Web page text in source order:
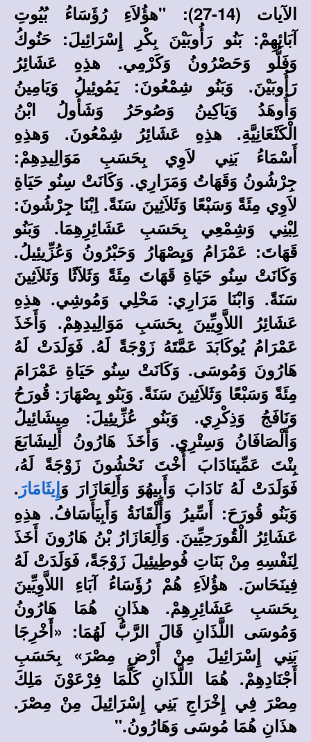
الآيات (14-27): "هؤُلاَءِ رُؤَسَاءُ بُيُوتِ
آبَائِهِمْ: بَنُو رَأُوبَيْنَ بِكْرِ إِسْرَائِيلَ: حَنُوكُ
وَفَلُّو وَحَصْرُونُ وَكَرْمِي. هذِهِ عَشَائِرُ
رَأُوبَيْنَ. وَبَنُو شِمْعُونَ: يَمُوئِيلُ وَيَامِينُ
وَأُوهَدُ وَيَاكِينُ وَصُوحَرُ وَشَأُولُ ابْنُ
الْكَنْعَانِيَّةِ. هذِهِ عَشَائِرُ شِمْعُونَ. وَهذِهِ
أَسْمَاءُ بَنِي لاَوِي بِحَسَبِ مَوَالِيدِهِمْ:
جِرْشُونُ وَقَهَاتُ وَمَرَارِي. وَكَانَتْ سِنُو حَيَاةِ
لاَوِي مِئَةً وَسَبْعًا وَثَلاَثِينَ سَنَةً. اِبْنَا جِرْشُونَ:
لِبْنِي وَشِمْعِي بِحَسَبِ عَشَائِرِهِمَا. وَبَنُو
قَهَاتَ: عَمْرَامُ وَيِصْهَارُ وَحَبْرُونُ وَعُزِّيئِيلُ.
وَكَانَتْ سِنُو حَيَاةِ قَهَاتَ مِئَةً وَثَلاَثًا وَثَلاَثِينَ
سَنَةً. وَابْنَا مَرَارِي: مَحْلِي وَمُوشِي. هذِهِ
عَشَائِرُ اللاَّوِيِّينَ بِحَسَبِ مَوَالِيدِهِمْ. وَأَخَذَ
عَمْرَامُ يُوكَابَدَ عَمَّتَهُ زَوْجَةً لَهُ. فَوَلَدَتْ لَهُ
هَارُونَ وَمُوسَى. وَكَانَتْ سِنُو حَيَاةِ عَمْرَامَ
مِئَةً وَسَبْعًا وَثَلاَثِينَ سَنَةً. وَبَنُو يِصْهَارَ: قُورَحُ
وَنَافَجُ وَذِكْرِي. وَبَنُو عُزِّيئِيلَ: مِيشَائِيلُ
وَأَلْصَافَانُ وَسِتْرِي. وَأَخَذَ هَارُونُ أَلِيشَابَعَ
بِنْتَ عَمِّينَادَابَ أُخْتَ نَحْشُونَ زَوْجَةً لَهُ،
فَوَلَدَتْ لَهُ نَادَابَ وَأَبِيهُوَ وَأَلِعَازَارَ وَ إِيثَامَارَ.
وَبَنُو قُورَحَ: أَسِّيرُ وَأَلْقَانَةُ وَأَبِيَأَسَافُ. هذِهِ
عَشَائِرُ الْقُورَحِيِّينَ. وَأَلِعَازَارُ بْنُ هَارُونَ أَخَذَ
لِنَفْسِهِ مِنْ بَنَاتِ فُوطِيئِيلَ زَوْجَةً، فَوَلَدَتْ لَهُ
فِينَحَاسَ. هؤُلاَءِ هُمْ رُؤَسَاءُ آبَاءِ اللاَّوِيِّينَ
بِحَسَبِ عَشَائِرِهِمْ. هذَانِ هُمَا هَارُونُ
وَمُوسَى اللَّذَانِ قَالَ الرَّبُّ لَهُمَا: «أَخْرِجَا
بَنِي إِسْرَائِيلَ مِنْ أَرْضِ مِصْرَ» بِحَسَبِ
أَجْنَادِهِمْ. هُمَا اللَّذَانِ كَلَّمَا فِرْعَوْنَ مَلِكَ
مِصْرَ فِي إِخْرَاجِ بَنِي إِسْرَائِيلَ مِنْ مِصْرَ.
هذَانِ هُمَا مُوسَى وَهَارُونُ."